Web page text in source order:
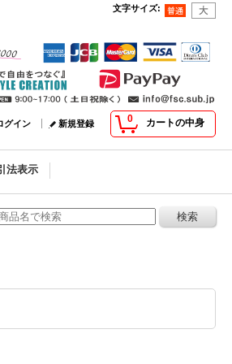
文字サイズ:
0 カートの中身
グイン 新規登録
法表示